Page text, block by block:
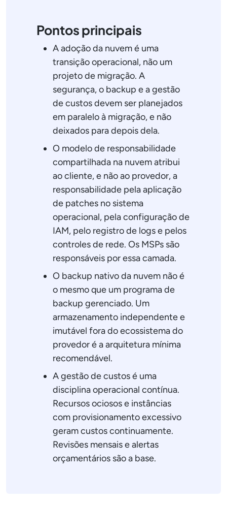
Pontos principais
A adoção da nuvem é uma
transição operacional, não um
projeto de migração. A
segurança, o backup e a gestão
de custos devem ser planejados
em paralelo à migração, e não
deixados para depois dela.
O modelo de responsabilidade
compartilhada na nuvem atribui
ao cliente, e não ao provedor, a
responsabilidade pela aplicação
de patches no sistema
operacional, pela configuração de
IAM, pelo registro de logs e pelos
controles de rede. Os MSPs são
responsáveis por essa camada.
O backup nativo da nuvem não é
o mesmo que um programa de
backup gerenciado. Um
armazenamento independente e
imutável fora do ecossistema do
provedor é a arquitetura mínima
recomendável.
A gestão de custos é uma
disciplina operacional contínua.
Recursos ociosos e instâncias
com provisionamento excessivo
geram custos continuamente.
Revisões mensais e alertas
orçamentários são a base.